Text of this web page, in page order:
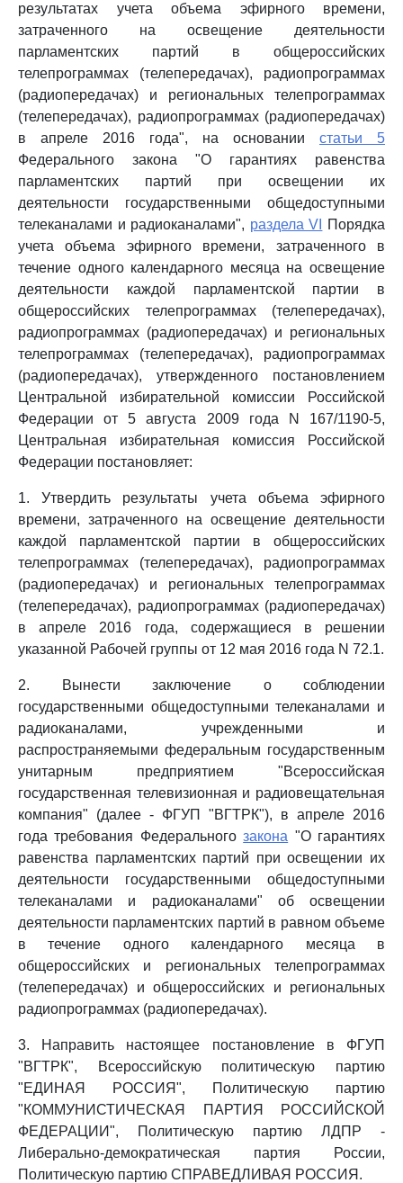
результатах учета объема эфирного времени,
затраченного на освещение деятельности
парламентских партий в общероссийских
телепрограммах (телепередачах), радиопрограммах
(радиопередачах) и региональных телепрограммах
(телепередачах), радиопрограммах (радиопередачах)
в апреле 2016 года", на основании статьи 5
Федерального закона "О гарантиях равенства
парламентских партий при освещении их
деятельности государственными общедоступными
телеканалами и радиоканалами", раздела VI
Порядка
учета объема эфирного времени, затраченного в
течение одного календарного месяца на освещение
деятельности каждой парламентской партии в
общероссийских телепрограммах (телепередачах),
радиопрограммах (радиопередачах) и региональных
телепрограммах (телепередачах), радиопрограммах
(радиопередачах), утвержденного постановлением
Центральной избирательной комиссии Российской
Федерации от 5 августа 2009 года N 167/1190-5,
Центральная избирательная комиссия Российской
Федерации постановляет:
1. Утвердить результаты учета объема эфирного
времени, затраченного на освещение деятельности
каждой парламентской партии в общероссийских
телепрограммах (телепередачах), радиопрограммах
(радиопередачах) и региональных телепрограммах
(телепередачах), радиопрограммах (радиопередачах)
в апреле 2016 года, содержащиеся в решении
указанной Рабочей группы от 12 мая 2016 года N 72.1.
2. Вынести заключение о соблюдении
государственными общедоступными телеканалами и
радиоканалами, учрежденными и
распространяемыми федеральным государственным
унитарным предприятием "Всероссийская
государственная телевизионная и радиовещательная
компания" (далее - ФГУП "ВГТРК"), в апреле 2016
года требования Федеральногозакона "О гарантиях
равенства парламентских партий при освещении их
деятельности государственными общедоступными
телеканалами и радиоканалами" об освещении
деятельности парламентских партий в равном объеме
в течение одного календарного месяца в
общероссийских и региональных телепрограммах
(телепередачах) и общероссийских и региональных
радиопрограммах (радиопередачах).
3. Направить настоящее постановление в ФГУП
"ВГТРК", Всероссийскую политическую партию
"ЕДИНАЯ РОССИЯ", Политическую партию
"КОММУНИСТИЧЕСКАЯ ПАРТИЯ РОССИЙСКОЙ
ФЕДЕРАЦИИ", Политическую партию ЛДПР -
Либерально-демократическая партия России,
Политическую партию СПРАВЕДЛИВАЯ РОССИЯ.